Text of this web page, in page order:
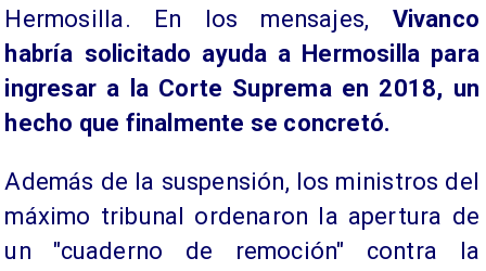
Hermosilla. En los mensajes, Vivanco
habría solicitado ayuda a Hermosilla para
ingresar a la Corte Suprema en 2018, un
hecho que finalmente se concretó.
Además de la suspensión, los ministros del
máximo tribunal ordenaron la apertura de
un "cuaderno de remoción" contra la